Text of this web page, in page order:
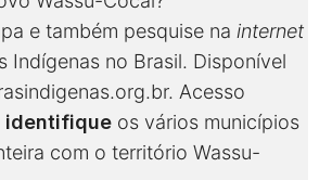
e também pesquise nainternet
Indígenas no Brasil. Disponível
. Acesso
identifique os vários municípios
com o território Wassu-